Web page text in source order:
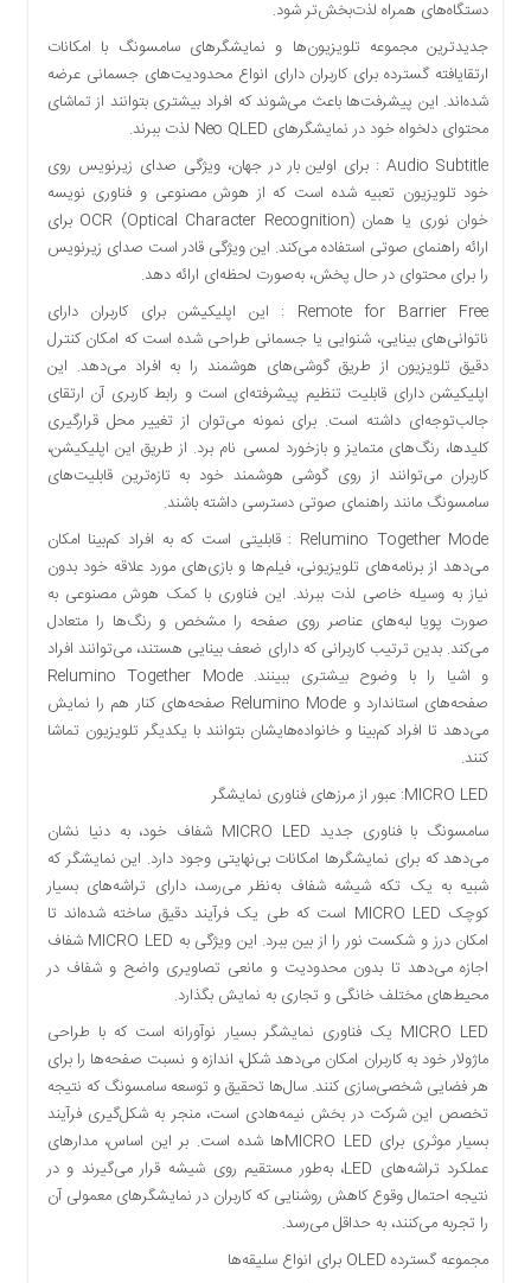
دستگاه‌های همراه لذت‌بخش‌تر شود.
جدیدترین مجموعه تلویزیون‌ها و نمایشگرهای سامسونگ با امکانات
ارتقایافته گسترده برای کاربران دارای انواع محدودیت‌های جسمانی عرضه
شده‌اند. این پیشرفت‌ها باعث می‌شوند که افراد بیشتری بتوانند از تماشای
محتوای دلخواه خود در نمایشگرهای Neo QLED لذت ببرند.
Audio Subtitle : برای اولین بار در جهان، ویژگی صدای زیرنویس روی
خود تلویزیون تعبیه شده است که از هوش مصنوعی و فناوری نویسه‌
خوان نوری یا همان OCR (Optical Character Recognition) برای
ارائه راهنمای صوتی استفاده می‌کند. این ویژگی قادر است صدای زیرنویس
را برای محتوای در حال پخش، به‌صورت لحظه‌ای ارائه دهد.
Remote for Barrier Free : این اپلیکیشن برای کاربران دارای
ناتوانی‌های بینایی، شنوایی یا جسمانی طراحی شده است که امکان کنترل
دقیق‌ تلویزیون از طریق گوشی‌های هوشمند را به افراد می‌دهد. این
اپلیکیشن دارای قابلیت تنظیم پیشرفته‌ای است و رابط کاربری آن ارتقای
جالب‌توجه‌ای داشته است. برای نمونه می‌توان از تغییر محل قرارگیری
کلیدها، رنگ‌های متمایز و بازخورد لمسی نام برد. از طریق این اپلیکیشن،
کاربران می‌توانند از روی گوشی هوشمند خود به تازه‌ترین قابلیت‌های
سامسونگ مانند راهنمای صوتی دسترسی داشته باشند.
Relumino Together Mode : قابلیتی است که به افراد کم‌بینا امکان
می‌دهد از برنامه‌های تلویزیونی، فیلم‌ها و بازی‌های مورد علاقه خود بدون
نیاز به وسیله خاصی لذت ببرند. این فناوری با کمک هوش مصنوعی به
صورت پویا لبه‌های عناصر روی صفحه را مشخص و رنگ‌ها را متعادل
می‌کند. بدین ترتیب کاربرانی که دارای ضعف بینایی هستند، می‌توانند افراد
و اشیا را با وضوح بیشتری ببینند. Relumino Together Mode
صفحه‌های استاندارد و Relumino Mode صفحه‌‌های کنار هم را نمایش
می‌دهد تا افراد کم‌بینا و خانواده‌هایشان بتوانند با یکدیگر تلویزیون تماشا
کنند.
MICRO LED: عبور از مرزهای فناوری نمایشگر
سامسونگ با فناوری جدید MICRO LED شفاف خود، به دنیا نشان
می‌دهد که برای نمایشگرها امکانات بی‌نهایتی وجود دارد. این نمایشگر که
شبیه به یک تکه شیشه شفاف به‌نظر می‌رسد، دارای تراشه‌های بسیار
کوچک MICRO LED است که طی یک فرآیند دقیق ساخته شده‌اند تا
امکان درز و شکست نور را از بین ببرد. این ویژگی به MICRO LED شفاف
اجازه می‌دهد تا بدون محدودیت و مانعی تصاویری واضح و شفاف در
محیط‌های مختلف خانگی و تجاری به نمایش بگذارد.
MICRO LED یک فناوری نمایشگر بسیار نوآورانه است که با طراحی
ماژولار خود به کاربران امکان می‌دهد شکل، اندازه و نسبت صفحه‌ها را برای
هر فضایی شخصی‌سازی کنند. سال‌ها تحقیق و توسعه سامسونگ که نتیجه
تخصص این شرکت در بخش نیمه‌هادی است، منجر به شکل‌گیری فرآیند
بسیار موثری برای MICRO LEDها شده است. بر این اساس، مدارهای
عملکرد تراشه‌های LED، به‌طور مستقیم روی شیشه قرار می‌گیرند و در
نتیجه احتمال وقوع کاهش روشنایی که کاربران در نمایشگرهای معمولی آن
را تجربه می‌کنند، به حداقل می‌رسد.
مجموعه گسترده OLED برای انواع سلیقه‌ها